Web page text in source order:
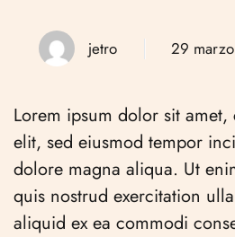
jetro 29
Lorem ipsum dolor sit
elit, sed eiusmod tempor
dolore magna aliqua. Ut
quis nostrud exercitation
aliquid ex ea commodi